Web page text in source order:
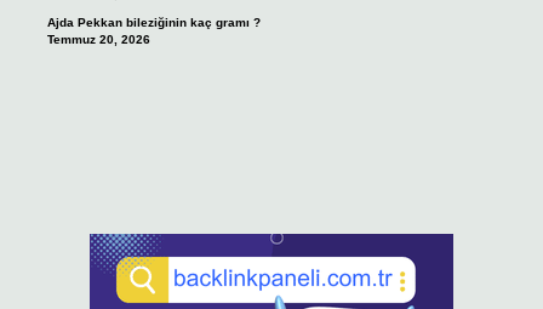
Ajda Pekkan bileziğinin kaç gramı ?
Temmuz 20, 2026